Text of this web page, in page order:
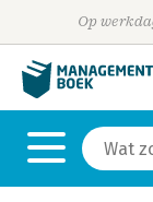
Op